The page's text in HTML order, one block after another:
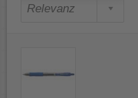
weiß